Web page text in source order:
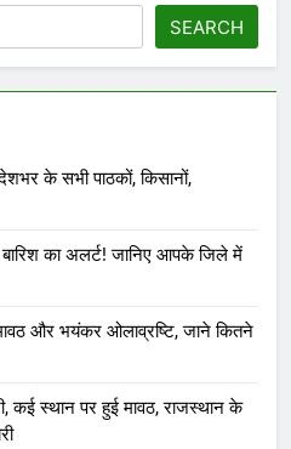
SEARCH
के सभी पाठकों, किसानों,
का अलर्ट! जानिए आपके जिले में
और भयंकर ओलाव्रष्टि, जाने कितने
कई स्थान पर हुई मावठ, राजस्थान के